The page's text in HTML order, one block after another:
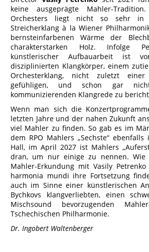
keine ausgeprägte Mahler-
Orchesters liegt nicht so sehr in
Streicherklang à la Wiener
bernsteinfarbenen Wärme der
charakterstarken Holz. Infolge
künstlerischer Aufbauarbeit ist
disziplinierten Klangkörper, einem
Orchesterklang, nicht zuletzt
gefühligen, und schon gar nicht
kommunizierenden Klangrede zu
Wenn man sich die
letzten Jahre und der nahen Zukunft
viel Mahler zu finden. So gab es im
dem RPO Mahlers „Sechste“
Hall, im April 2027 ist Mahlers
dran, um nur einige zu nennen.
Mahler-Erkundung mit Vasily
harmonia mundi ihre Fortsetzung
auch im Sinne einer künstlerischen
Bychkovs klangverliebten, einen
Mischsound bevorzugenden
Tschechischen Philharmonie.
Dr. Ingobert Waltenberger